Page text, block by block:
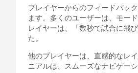
プレイヤーからのフィードバッ
ます。多くのユーザーは、モー
レイヤーは、「数秒で試合に飛
た。
他のプレイヤーは、直感的なレ
ニアルは、スムーズなナビゲー